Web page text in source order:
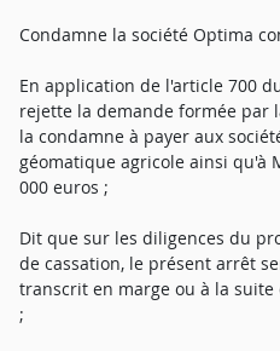
Condamne la société Optima
En application de l'article 700
rejette la demande formée par
la condamne à payer aux
géomatique agricole ainsi qu'à
000 euros ;
Dit que sur les diligences du
de cassation, le présent arrêt
transcrit en marge ou à la
;